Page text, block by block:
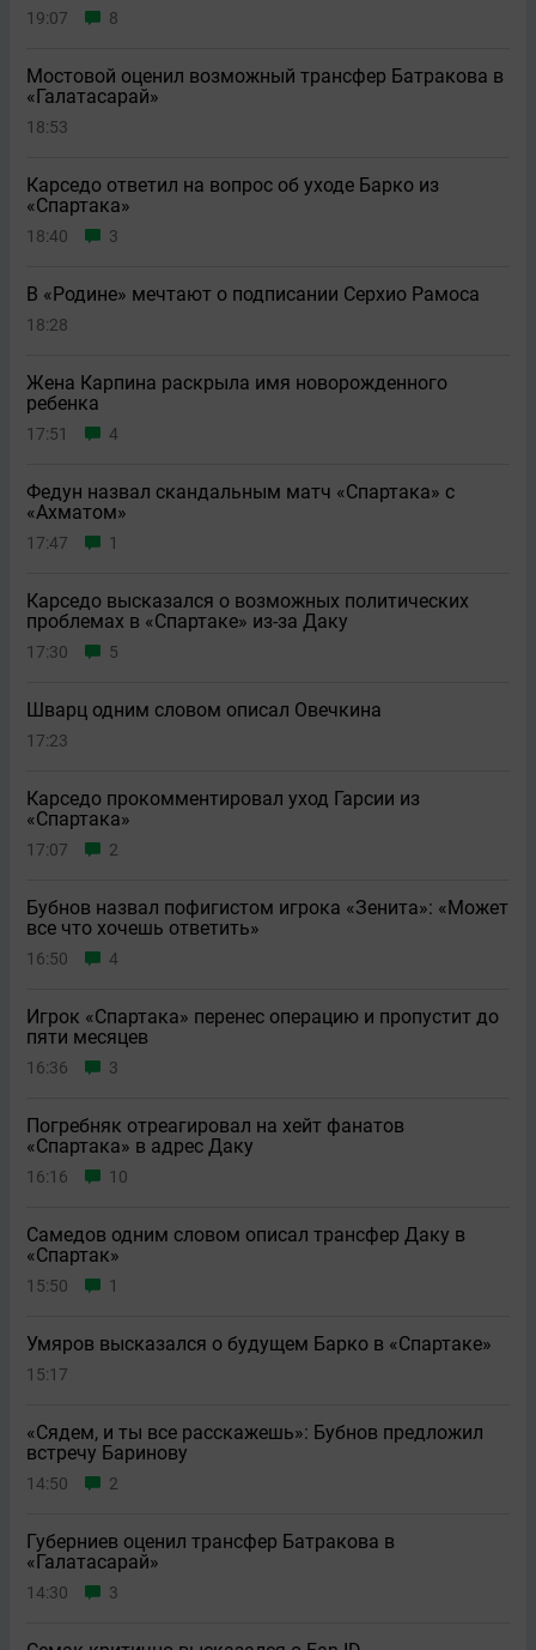
19:07 8
Мостовой оценил возможный трансфер Батракова в
«Галатасарай»
18:53
Карседо ответил на вопрос об уходе Барко из
«Спартака»
18:40 3
В «Родине» мечтают о подписании Серхио Рамоса
18:28
Жена Карпина раскрыла имя новорождeнного
ребeнка
17:51 4
Федун назвал скандальным матч «Спартака» с
«Ахматом»
17:47 1
Карседо высказался о возможных политических
проблемах в «Спартаке» из-за Даку
17:30 5
Шварц одним словом описал Овечкина
17:23
Карседо прокомментировал уход Гарсии из
«Спартака»
17:07 2
Бубнов назвал пофигистом игрока «Зенита»: «Может
всe что хочешь ответить»
16:50 4
Игрок «Спартака» перенес операцию и пропустит до
пяти месяцев
16:36 3
Погребняк отреагировал на хейт фанатов
«Спартака» в адрес Даку
16:16 10
Самедов одним словом описал трансфер Даку в
«Спартак»
15:50 1
Умяров высказался о будущем Барко в «Спартаке»
15:17
«Сядем, и ты все расскажешь»: Бубнов предложил
встречу Баринову
14:50 2
Губерниев оценил трансфер Батракова в
«Галатасарай»
14:30 3